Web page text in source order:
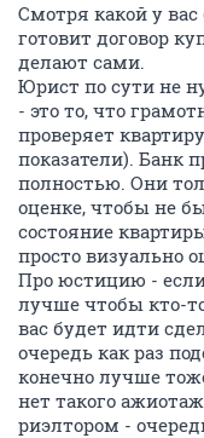
Смотря какой у
готовит договор
делают сами.
Юрист по сути не
- это то, что
проверяет
показатели). Банк
полностью. Они
оценке, чтобы не
состояние
просто визуально
Про юстицию -
лучше чтобы кто-
вас будет идти
очередь как раз
конечно лучше
нет такого
риэлтором -